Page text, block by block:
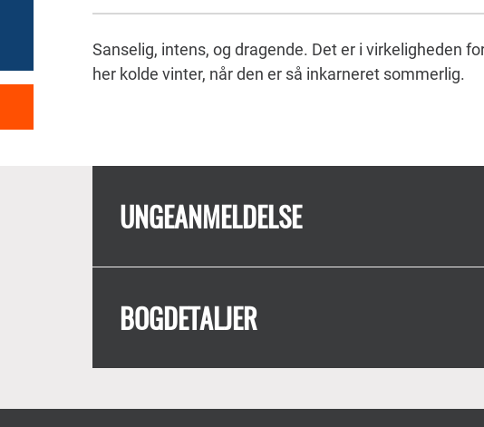
Sanselig, intens, og dragende. Det er i virkeligheden
her kolde vinter, når den er så inkarneret sommerlig.
UNGEANMELDELSE
BOGDETALJER